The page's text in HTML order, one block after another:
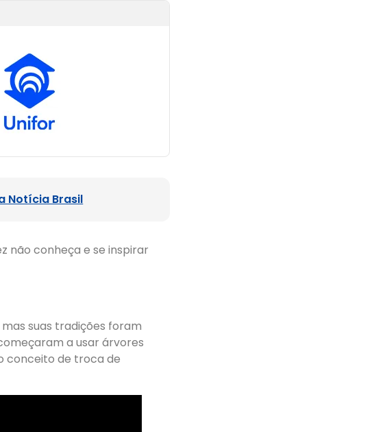
Notícia Brasil
não conheça e se inspirar
mas suas tradições foram
a usar árvores
conceito de troca de